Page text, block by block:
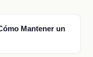
Mantener un